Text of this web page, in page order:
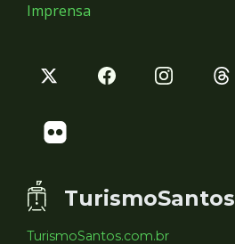
Imprensa
TurismoSantos
TurismoSantos.com.br